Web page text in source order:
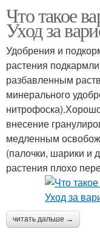
Что такое
Уход за
Удобрения и
растения
разбавленным
минерального
внесение
медленным
(палочки, шарики и
растения плохо
читать дальше →